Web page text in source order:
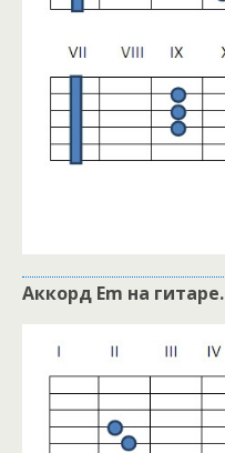
Аккорд Em на гитаре.